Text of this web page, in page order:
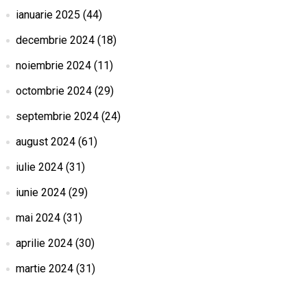
ianuarie 2025 (44)
decembrie 2024(18)
noiembrie 2024(11)
octombrie 2024(29)
septembrie 2024(24)
august 2024(61)
iulie 2024(31)
iunie 2024(29)
mai 2024(31)
aprilie 2024(30)
martie 2024(31)